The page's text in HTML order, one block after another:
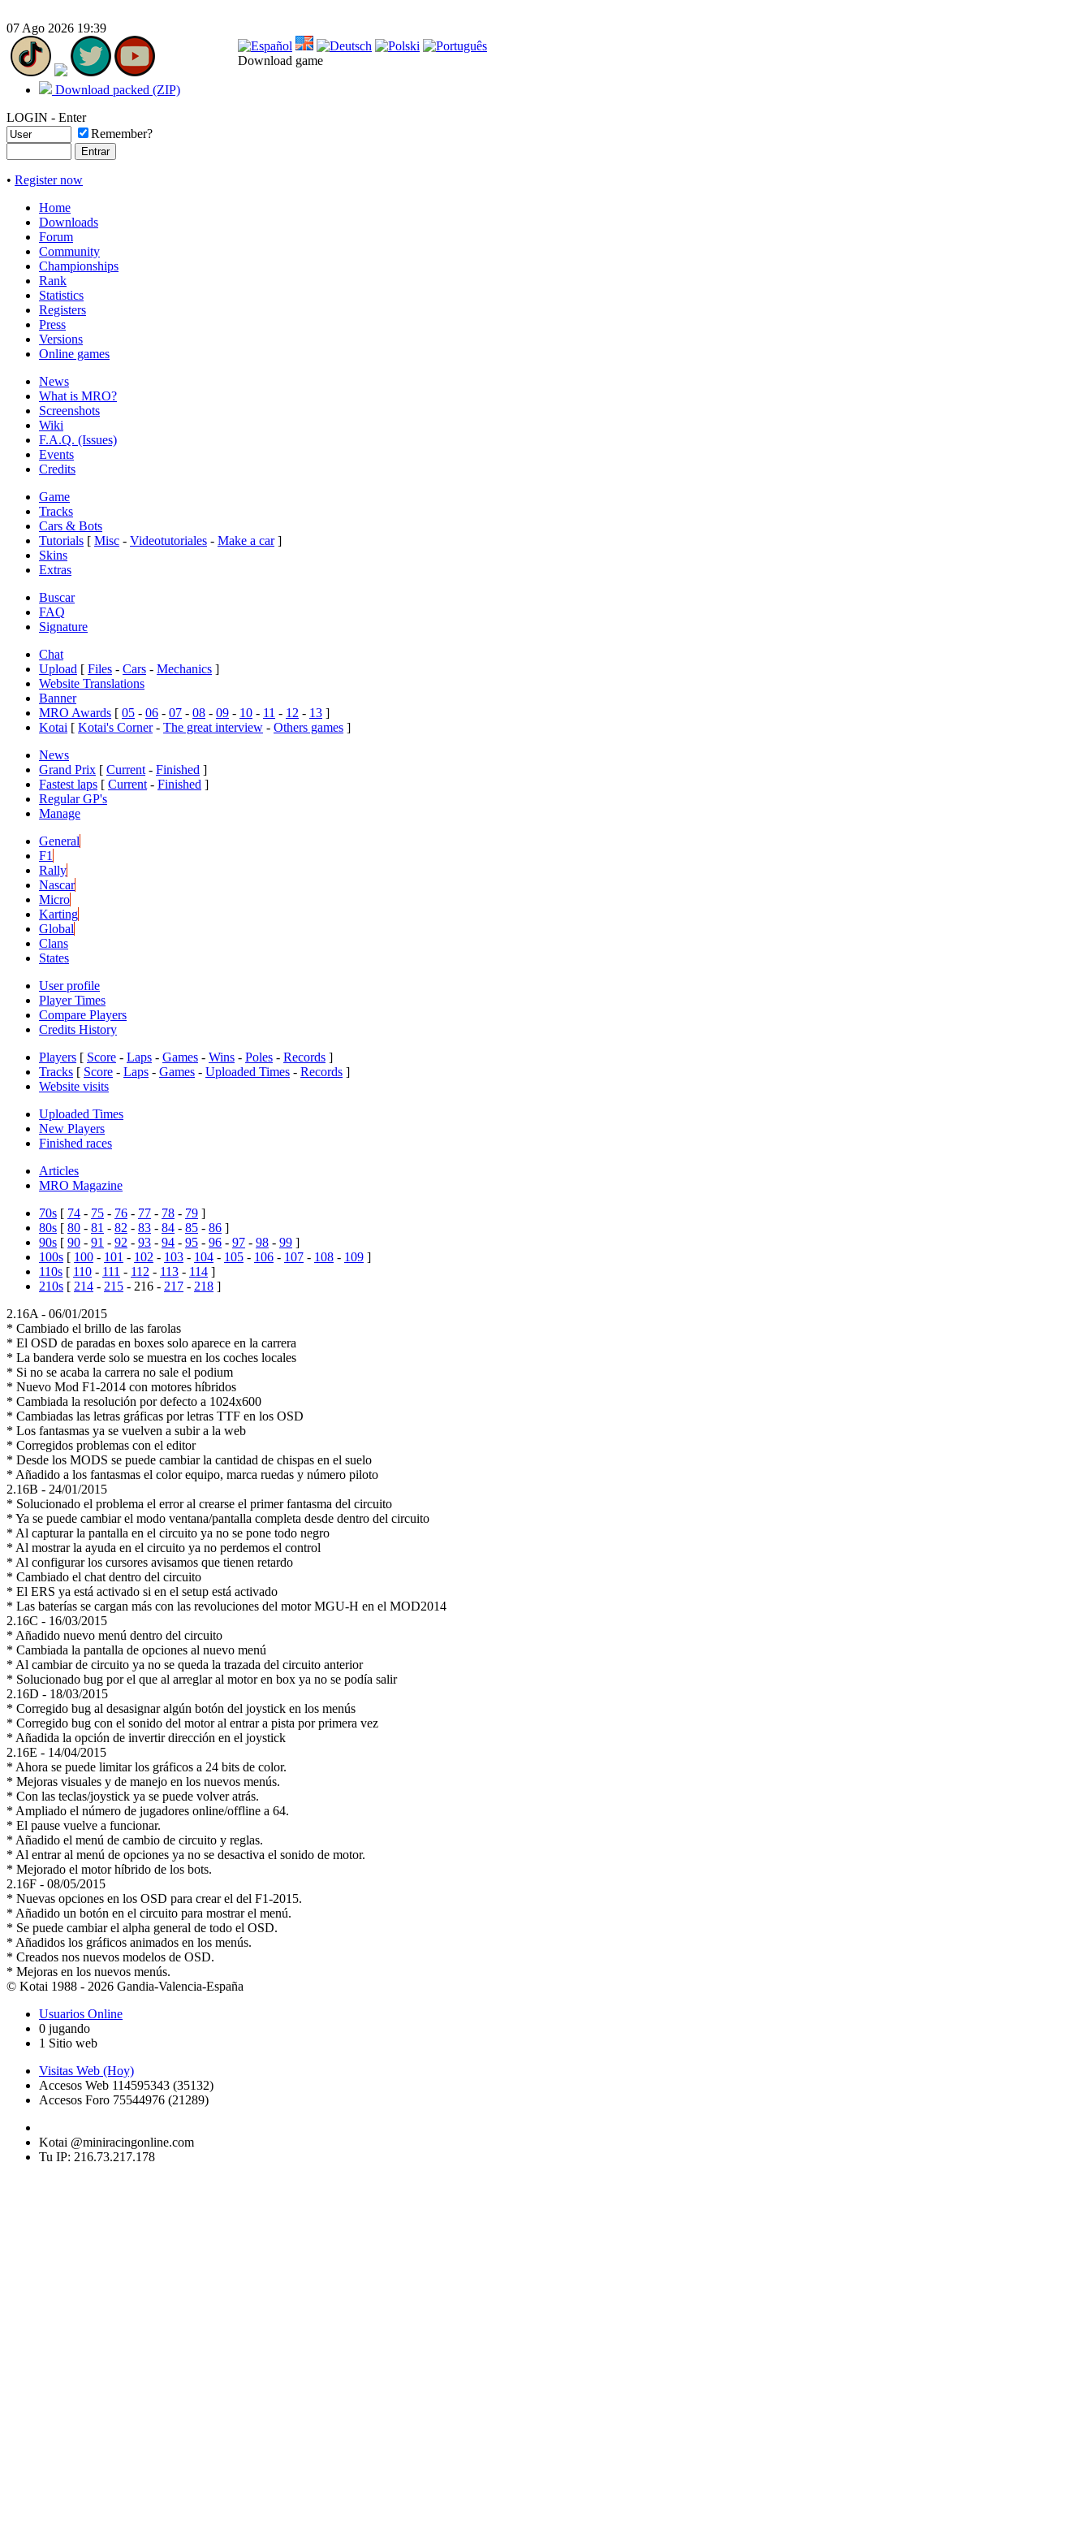
07 Ago 2026 19:39
Download game
Download packed (ZIP)
LOGIN - Enter
Remember?
• Register now
Home
Downloads
Forum
Community
Championships
Rank
Statistics
Registers
Press
Versions
Online games
News
What is MRO?
Screenshots
Wiki
F.A.Q. (Issues)
Events
Credits
Game
Tracks
Cars & Bots
Tutorials [ Misc - Videotutoriales - Make a car]
Skins
Extras
Buscar
FAQ
Signature
Chat
Upload [ Files - Cars - Mechanics ]
Website Translations
Banner
MRO Awards [ 05 - 06 - 07 - 08 - 09 - 10 - 11 - 12 - 13 ]
Kotai [ Kotai's Corner- The great interview - Others games ]
News
Grand Prix [ Current - Finished ]
Fastest laps [ Current - Finished ]
Regular GP's
Manage
General
F1
Rally
Nascar
Micro
Karting
Global
Clans
States
User profile
Player Times
Compare Players
Credits History
Players [ Score - Laps - Games - Wins - Poles - Records ]
Tracks [ Score - Laps - Games - Uploaded Times - Records ]
Website visits
Uploaded Times
New Players
Finished races
Articles
MRO Magazine
70s [ 74 - 75 - 76 - 77 - 78 - 79 ]
80s [ 80 - 81 - 82 - 83 - 84 - 85 - 86 ]
90s [ 90 - 91 - 92 - 93 - 94 - 95 - 96 - 97 - 98 - 99 ]
100s [ 100 - 101 - 102 - 103 - 104 - 105 - 106 - 107 - 108 - 109 ]
110s [ 110 - 111 - 112 - 113 - 114 ]
210s [ 214 - 215 - 216 - 217 - 218 ]
2.16A - 06/01/2015
* Cambiado el brillo de las farolas
* El OSD de paradas en boxes solo aparece en la carrera
* La bandera verde solo se muestra en los coches locales
* Si no se acaba la carrera no sale el podium
* Nuevo Mod F1-2014 con motores híbridos
* Cambiada la resolución por defecto a 1024x600
* Cambiadas las letras gráficas por letras TTF en los OSD
* Los fantasmas ya se vuelven a subir a la web
* Corregidos problemas con el editor
* Desde los MODS se puede cambiar la cantidad de chispas en el suelo
* Añadido a los fantasmas el color equipo, marca ruedas y número piloto
2.16B - 24/01/2015
* Solucionado el problema el error al crearse el primer fantasma del circuito
* Ya se puede cambiar el modo ventana/pantalla completa desde dentro del circuito
* Al capturar la pantalla en el circuito ya no se pone todo negro
* Al mostrar la ayuda en el circuito ya no perdemos el control
* Al configurar los cursores avisamos que tienen retardo
* Cambiado el chat dentro del circuito
* El ERS ya está activado si en el setup está activado
* Las baterías se cargan más con las revoluciones del motor MGU-H en el MOD2014
2.16C - 16/03/2015
* Añadido nuevo menú dentro del circuito
* Cambiada la pantalla de opciones al nuevo menú
* Al cambiar de circuito ya no se queda la trazada del circuito anterior
* Solucionado bug por el que al arreglar al motor en box ya no se podía salir
2.16D - 18/03/2015
* Corregido bug al desasignar algún botón del joystick en los menús
* Corregido bug con el sonido del motor al entrar a pista por primera vez
* Añadida la opción de invertir dirección en el joystick
2.16E - 14/04/2015
* Ahora se puede limitar los gráficos a 24 bits de color.
* Mejoras visuales y de manejo en los nuevos menús.
* Con las teclas/joystick ya se puede volver atrás.
* Ampliado el número de jugadores online/offline a 64.
* El pause vuelve a funcionar.
* Añadido el menú de cambio de circuito y reglas.
* Al entrar al menú de opciones ya no se desactiva el sonido de motor.
* Mejorado el motor híbrido de los bots.
2.16F - 08/05/2015
* Nuevas opciones en los OSD para crear el del F1-2015.
* Añadido un botón en el circuito para mostrar el menú.
* Se puede cambiar el alpha general de todo el OSD.
* Añadidos los gráficos animados en los menús.
* Creados nos nuevos modelos de OSD.
* Mejoras en los nuevos menús.
© Kotai 1988 - 2026 Gandia-Valencia-España
Usuarios Online
0 jugando
1 Sitio web
Visitas Web (Hoy)
Accesos Web 114595343 (35132)
Accesos Foro 75544976 (21289)
Kotai @miniracingonline.com
Tu IP: 216.73.217.178